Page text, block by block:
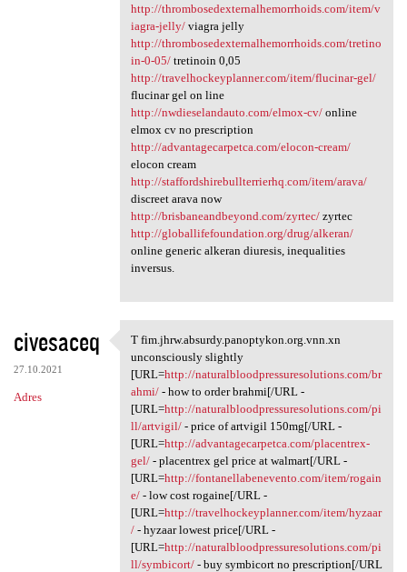
http://thrombosedexternalhemorrhoids.com/item/v
iagra-jelly/viagra jelly
http://thrombosedexternalhemorrhoids.com/tretino
in-0-05/tretinoin 0,05
http://travelhockeyplanner.com/item/flucinar-gel/
flucinar gel on line
http://nwdieselandauto.com/elmox-cv/online
elmox cv no prescription
http://advantagecarpetca.com/elocon-cream/
elocon cream
http://staffordshirebullterrierhq.com/item/arava/
discreet arava now
http://brisbaneandbeyond.com/zyrtec/zyrtec
http://globallifefoundation.org/drug/alkeran/
online generic alkeran diuresis, inequalities
inversus.
civesaceq
27.10.2021
Adres
T fim.jhrw.absurdy.panoptykon
T fim.jhrw.absurdy.panoptykon.org.vnn.xn
unconsciously slightly
[URL=http://naturalbloodpressuresolutions.com/br
ahmi/- how to order brahmi[/URL -
[URL=http://naturalbloodpressuresolutions.com/pi
ll/artvigil/- price of artvigil 150mg[/URL -
[URL=http://advantagecarpetca.com/placentrex-
gel/- placentrex gel price at walmart[/URL -
[URL=http://fontanellabenevento.com/item/rogain
e/- low cost rogaine[/URL -
[URL=http://travelhockeyplanner.com/item/hyzaar
/- hyzaar lowest price[/URL -
[URL=http://naturalbloodpressuresolutions.com/pi
ll/symbicort/- buy symbicort no prescription[/URL